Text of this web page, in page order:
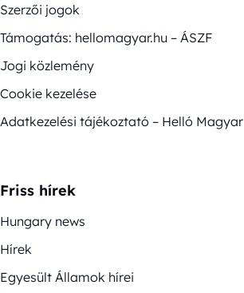
Szerzői jogok
Támogatás: hellomagyar.hu – ÁSZF
Jogi közlemény
Cookie kezelése
Adatkezelési tájékoztató – Helló Magyar
Friss hírek
Hungary news
Hírek
Egyesült Államok hírei